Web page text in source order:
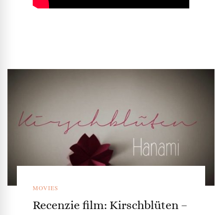
MOVIES
Recenzie film: Kirschblüten –